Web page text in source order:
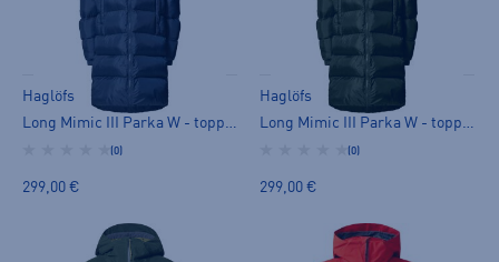
Haglöfs
Long Mimic III Parka W - toppatakki
(0)
299,00 €
Haglöfs
Long Mimic III Parka W - toppatakki
(0)
299,00 €